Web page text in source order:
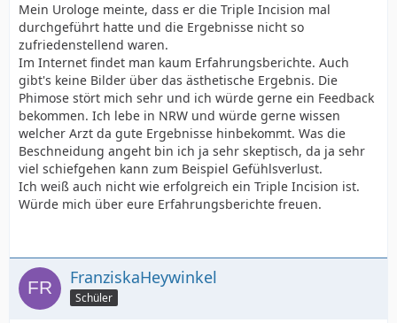
Mein Urologe meinte, dass er die Triple Incision mal
durchgeführt hatte und die Ergebnisse nicht so
zufriedenstellend waren.
Im Internet findet man kaum Erfahrungsberichte. Auch
gibt's keine Bilder über das ästhetische Ergebnis. Die
Phimose stört mich sehr und ich würde gerne ein Feedback
bekommen. Ich lebe in NRW und würde gerne wissen
welcher Arzt da gute Ergebnisse hinbekommt. Was die
Beschneidung angeht bin ich ja sehr skeptisch, da ja sehr
viel schiefgehen kann zum Beispiel Gefühlsverlust.
Ich weiß auch nicht wie erfolgreich ein Triple Incision ist.
Würde mich über eure Erfahrungsberichte freuen.
FranziskaHeywinkel
Schüler